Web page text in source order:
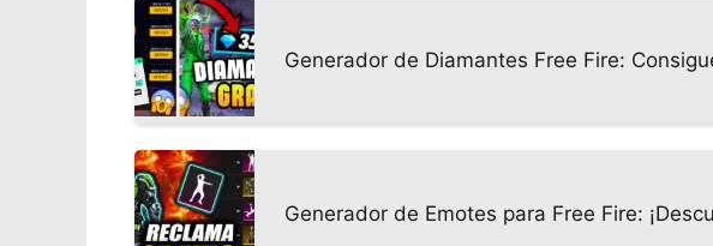
Generador de Diamantes Free Fire:
Generador de Emotes para Free Fire: